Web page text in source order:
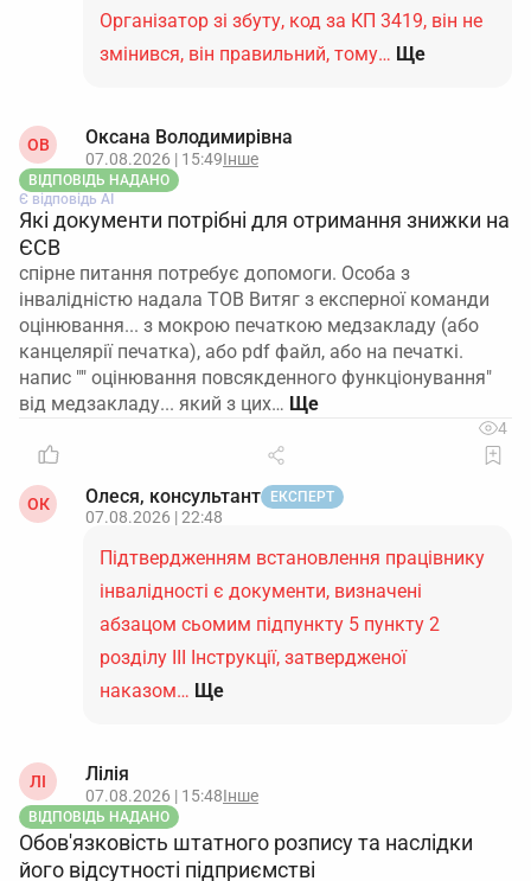
Організатор зі збуту, код за КП 3419, він не
змінився, він правильний, тому… Ще
ОВ Оксана Володимирівна
07.08.2026 | 15:49Інше
ВІДПОВІДЬ НАДАНО
Є відповідь АІ
Які документи потрібні для отримання знижки на
ЄСВ
спірне питання потребує допомоги. Особа з
інвалідністю надала ТОВ Витяг з експерної команди
оцінювання... з мокрою печаткою медзакладу (або
канцелярії печатка), або pdf файл, або на печаткі.
напис "" оцінювання повсякденного функціонування"
від медзакладу... який з цих…
4
ОК Олеся, консультант ЕКСПЕРТ
07.08.2026 | 22:48
Підтвердженням встановлення працівнику
інвалідності є документи, визначені
абзацом сьомим підпункту 5 пункту 2
розділу ІІІ Інструкції, затвердженої
наказом… Ще
ЛІ Лілія
07.08.2026 | 15:48Інше
ВІДПОВІДЬ НАДАНО
Обов'язковість штатного розпису та наслідки
його відсутності підприємстві